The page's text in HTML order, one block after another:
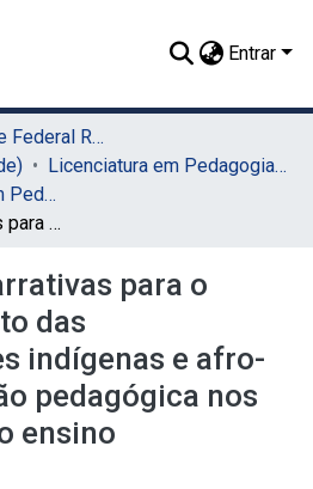
Entrar
01. Universidade Federal Rural de Pernambuco - UFRPE (Sede)
Licenciatura em Pedagogia (Sede)
TCC - Licenciatura em Pedagogia (Sede)
(Re)criando narrativas para o reconhecimento das ancestralidades indígenas e afro-brasileiras: ação pedagógica nos anos iniciais do ensino fundamental
para o
das
indígenas e afro-
pedagógica nos
ensino